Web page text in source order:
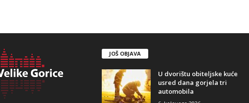
JOŠ OBJAVA
U dvorištu obiteljske kuće
usred dana gorjela tri
automobila